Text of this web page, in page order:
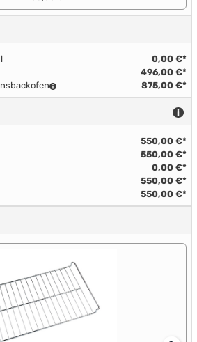
0,00 €*
496,00 €*
875,00 €*
550,00 €*
550,00 €*
0,00 €*
550,00 €*
550,00 €*